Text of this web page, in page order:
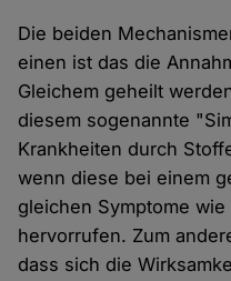
Die beiden
einen ist das die
Gleichem geheilt
diesem sogenannte
Krankheiten durch
wenn diese bei einem
gleichen Symptome
hervorrufen. Zum
dass sich die